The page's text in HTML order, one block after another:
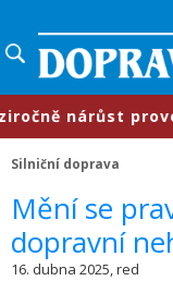
nárůst provozu o
Silniční doprava
​Mění se
dopravní
16. dubna 2025, red